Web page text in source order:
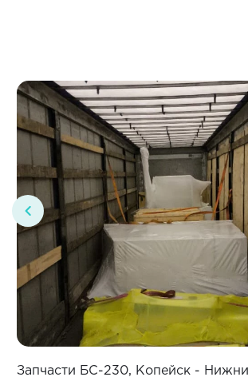
Запчасти БС-230, Копейск -